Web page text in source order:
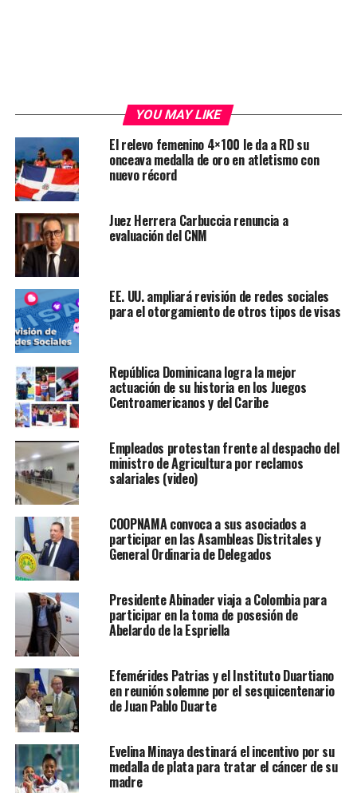
YOU MAY LIKE
El relevo femenino 4×100 le da a RD su
onceava medalla de oro en atletismo con
nuevo récord
Juez Herrera Carbuccia renuncia a
evaluación del CNM
EE. UU. ampliará revisión de redes sociales
para el otorgamiento de otros tipos de visas
República Dominicana logra la mejor
actuación de su historia en los Juegos
Centroamericanos y del Caribe
Empleados protestan frente al despacho del
ministro de Agricultura por reclamos
salariales (video)
COOPNAMA convoca a sus asociados a
participar en las Asambleas Distritales y
General Ordinaria de Delegados
Presidente Abinader viaja a Colombia para
participar en la toma de posesión de
Abelardo de la Espriella
Efemérides Patrias y el Instituto Duartiano
en reunión solemne por el sesquicentenario
de Juan Pablo Duarte
Evelina Minaya destinará el incentivo por su
medalla de plata para tratar el cáncer de su
madre